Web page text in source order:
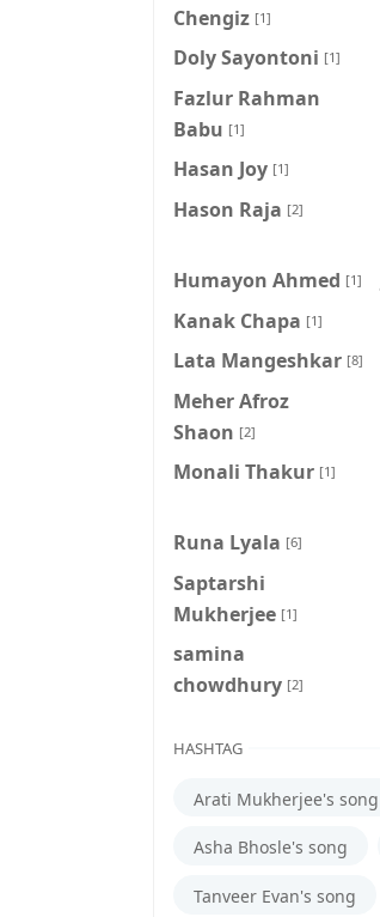
Chengiz [1]
Doly Sayontoni [1]
Fazlur Rahman
Babu [1]
Hasan Joy [1]
Hason Raja [2]
Humayon Ahmed [1]
Kanak Chapa [1]
Lata Mangeshkar [8]
Meher Afroz
Shaon [2]
Monali Thakur [1]
Runa Lyala [6]
Saptarshi
Mukherjee [1]
samina
chowdhury [2]
HASHTAG
Arati Mukherjee's song
Asha Bhosle's song
Tanveer Evan's song